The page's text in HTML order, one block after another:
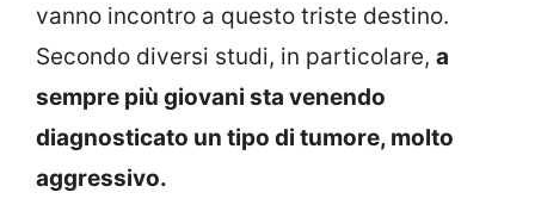
vanno incontro a questo triste destino.
Secondo diversi studi, in particolare, a
sempre più giovani sta venendo
diagnosticato un tipo di tumore, molto
aggressivo.